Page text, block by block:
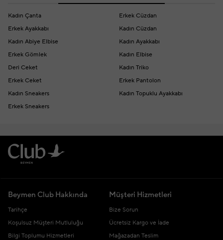
Kadın Çanta
Erkek Cüzdan
Erkek Ayakkabı
Kadın Cüzdan
Kadın Abiye Elbise
Kadın Ayakkabı
Erkek Gömlek
Kadın Elbise
Deri Ceket
Kadın Triko
Erkek Ceket
Erkek Pantolon
Kadın Sneakers
Kadın Topuklu Ayakkabı
Erkek Sneakers
Beymen Club Hakkında
Tarihçe
Koşulsuz Müşteri Mutluluğu
Bilgi Toplumu Hizmetleri
Müşteri Hizmetleri
Bize Sorun
Ücretsiz Kargo ve İade
Mağazadan Teslim